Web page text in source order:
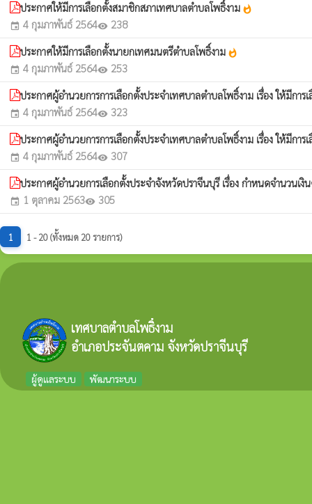
ประกาศให้มีการเลือกตั้งสมาชิกสภาเทศบาลตำบลโพธิ์งาม whatshot
event 4 กุมภาพันธ์ 2564visibility 238
ประกาศให้มีการเลือกตั้งนายกเทศมนตรีตำบลโพธิ์งาม whatshot
event 4 กุมภาพันธ์ 2564visibility 253
ประกาศผู้อำนวยการการเลือกตั้งประจำเทศบาลตำบลโพธิ์งาม เรื่อง ให้มีก
event 4 กุมภาพันธ์ 2564visibility 323
ประกาศผู้อำนวยการการเลือกตั้งประจำเทศบาลตำบลโพธิ์งาม เรื่อง ให้มีก
event 4 กุมภาพันธ์ 2564visibility 307
ประกาศผู้อำนวยการเลือกตั้งประจำจังหวัดปราจีนบุรี เรื่อง กำหนดจำนวน
event 1 ตุลาคม 2563visibility 305
1 1 - 20 (ทั้งหมด 20 รายการ)
เทศบาลตำบลโพธิ์งาม
อำเภอประจันตคาม จังหวัดปราจีนบุรี
ผู้ดูแลระบบ พัฒนาระบบ